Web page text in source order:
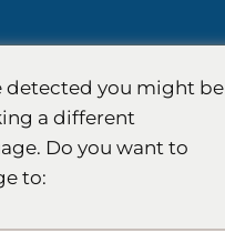
detected you might be
a different
Do you want to
to: